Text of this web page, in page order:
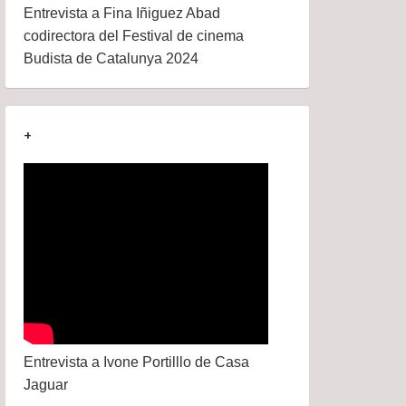
Entrevista a Fina Iñiguez Abad
codirectora del Festival de cinema
Budista de Catalunya 2024
+
Entrevista a Ivone Portilllo de Casa
Jaguar